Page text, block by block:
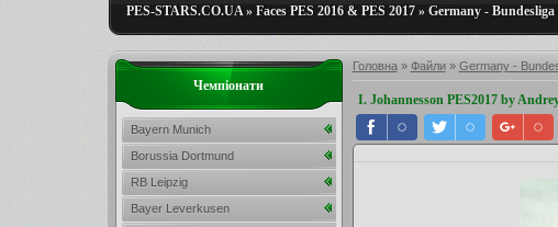
PES-STARS.CO.UA» Faces PES 2016 & PES 2017» Germany - Bundesliga
Головна» Файли» Germany -
I. Johannesson PES2017 by
Чемпіонати
Bayern Munich
Borussia Dortmund
RB Leipzig
Bayer Leverkusen